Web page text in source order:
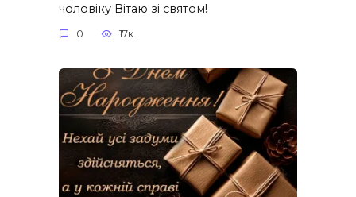
чоловіку Вітаю зі святом!
0 17к.